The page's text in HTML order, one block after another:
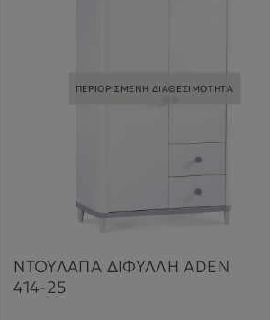
ΝΤΟΥΛΑΠΑ ΔΙΦΥΛΛΗ ADEN
414-25
ΠΕΡΙΟΡΙΣΜΕΝΗ ΔΙΑΘΕΣΙΜΟΤΗΤΑ